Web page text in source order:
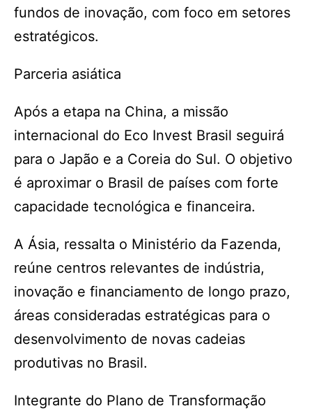
fundos de inovação, com foco em setores
estratégicos.
Parceria asiática
Após a etapa na China, a missão
internacional do Eco Invest Brasil seguirá
para o Japão e a Coreia do Sul. O objetivo
é aproximar o Brasil de países com forte
capacidade tecnológica e financeira.
A Ásia, ressalta o Ministério da Fazenda,
reúne centros relevantes de indústria,
inovação e financiamento de longo prazo,
áreas consideradas estratégicas para o
desenvolvimento de novas cadeias
produtivas no Brasil.
Integrante do Plano de Transformação